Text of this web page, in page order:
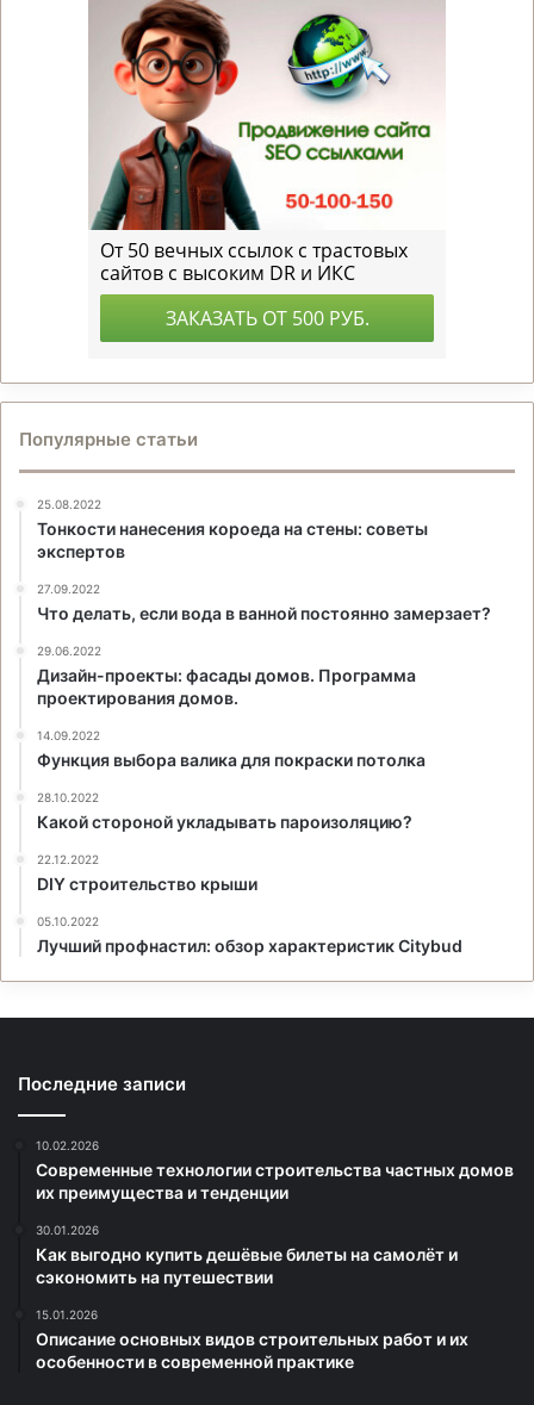
Популярные статьи
25.08.2022
Тонкости нанесения короеда на стены: советы
экспертов
27.09.2022
Что делать, если вода в ванной постоянно замерзает?
29.06.2022
Дизайн-проекты: фасады домов. Программа
проектирования домов.
14.09.2022
Функция выбора валика для покраски потолка
28.10.2022
Какой стороной укладывать пароизоляцию?
22.12.2022
DIY строительство крыши
05.10.2022
Лучший профнастил: обзор характеристик Citybud
Последние записи
10.02.2026
Современные технологии строительства частных домов
их преимущества и тенденции
30.01.2026
Как выгодно купить дешёвые билеты на самолёт и
сэкономить на путешествии
15.01.2026
Описание основных видов строительных работ и их
особенности в современной практике